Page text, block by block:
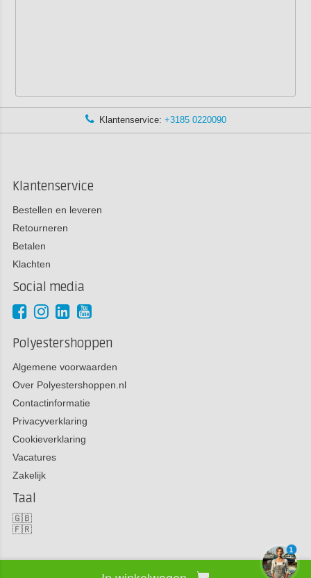
Klantenservice: +3185 0220090
Klantenservice
Bestellen en leveren
Retourneren
Betalen
Klachten
Social media
Polyestershoppen
Algemene voorwaarden
Over Polyestershoppen.nl
Contactinformatie
Privacyverklaring
Cookieverklaring
Vacatures
Zakelijk
Taal
🇬🇧
🇫🇷
1